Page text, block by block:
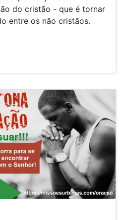
do cristão - que é tornar
entre os não cristãos.